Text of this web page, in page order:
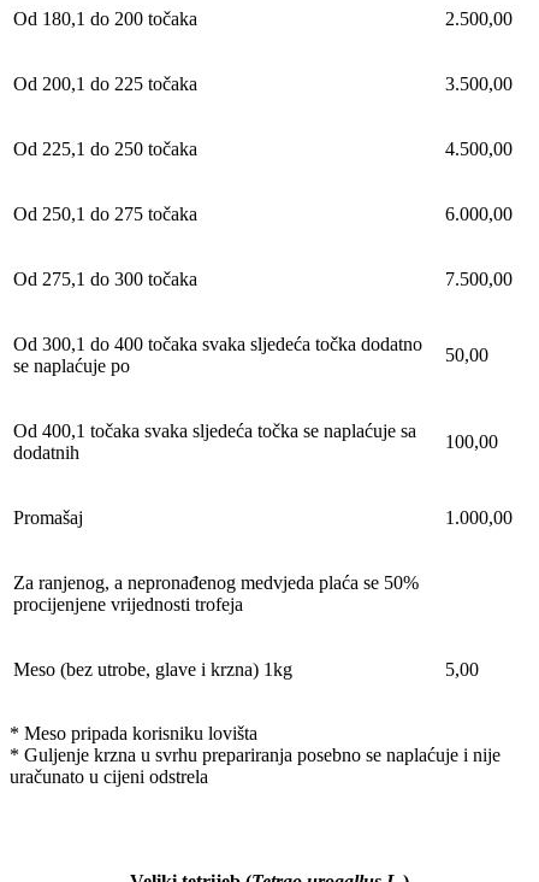
Od 180,1 do 200 točaka 2.500,00
Od 200,1 do 225 točaka 3.500,00
Od 225,1 do 250 točaka 4.500,00
Od 250,1 do 275 točaka 6.000,00
Od 275,1 do 300 točaka 7.500,00
Od 300,1 do 400 točaka svaka sljedeća točka dodatno
se naplaćuje po
50,00
Od 400,1 točaka svaka sljedeća točka se naplaćuje sa
dodatnih
100,00
Promašaj 1.000,00
Za ranjenog, a nepronađenog medvjeda plaća se 50%
procijenjene vrijednosti trofeja
Meso (bez utrobe, glave i krzna) 1kg 5,00
* Meso pripada korisniku lovišta
* Guljenje krzna u svrhu prepariranja posebno se naplaćuje i nije
uračunato u cijeni odstrela